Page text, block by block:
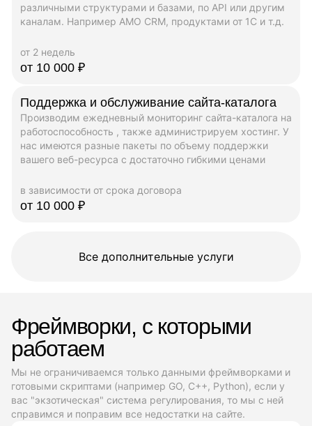
различными структурами и базами, по API или другим
каналам. Например AMO CRM, продуктами от 1C и т.д.
от 2 недель
от 10 000 ₽
Поддержка и обслуживание сайта-каталога
Производим ежедневный мониторинг сайта-каталога на
работоспособность , также администрируем хостинг. У
нас имеются разные пакеты по объему поддержки
вашего веб-ресурса с достаточно гибкими ценами
в зависимости от срока договора
от 10 000 ₽
Все дополнительные услуги
Фреймворки, с которыми
работаем
Мы не ограничиваемся только данными фреймворками и
готовыми скриптами (например GO, C++, Python), если у
вас "экзотическая" система регулирования, то мы с ней
справимся и поправим все недостатки на сайте.